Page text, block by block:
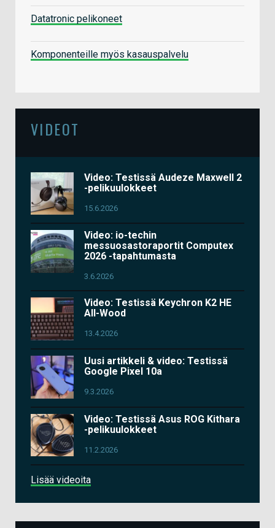
Datatronic pelikoneet
Komponenteille myös kasauspalvelu
VIDEOT
Video: Testissä Audeze Maxwell 2
-pelikuulokkeet
15.6.2026
Video: io-techin
messuosastoraportit Computex
2026 -tapahtumasta
3.6.2026
Video: Testissä Keychron K2 HE
All-Wood
13.4.2026
Uusi artikkeli & video: Testissä
Google Pixel 10a
9.3.2026
Video: Testissä Asus ROG Kithara
-pelikuulokkeet
11.2.2026
Lisää videoita